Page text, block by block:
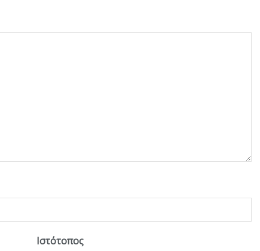
Ιστότοπος